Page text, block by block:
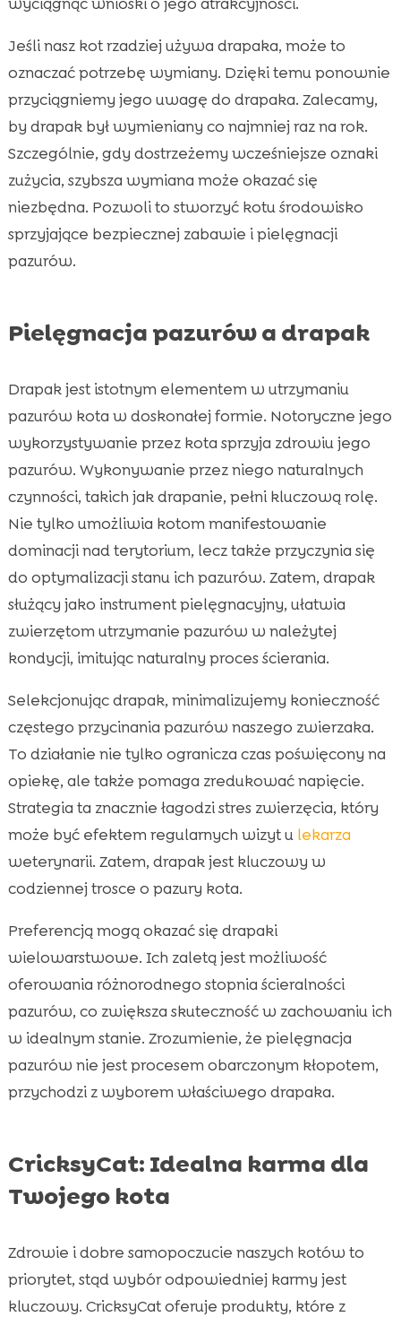
Jeśli nasz kot rzadziej używa drapaka, może to
oznaczać potrzebę wymiany. Dzięki temu ponownie
przyciągniemy jego uwagę do drapaka. Zalecamy,
by drapak był wymieniany co najmniej raz na rok.
Szczególnie, gdy dostrzeżemy wcześniejsze oznaki
zużycia, szybsza wymiana może okazać się
niezbędna. Pozwoli to stworzyć kotu środowisko
sprzyjające bezpiecznej zabawie i pielęgnacji
pazurów.
Pielęgnacja pazurów a drapak
Drapak jest istotnym elementem w utrzymaniu
pazurów kota w doskonałej formie. Notoryczne jego
wykorzystywanie przez kota sprzyja zdrowiu jego
pazurów. Wykonywanie przez niego naturalnych
czynności, takich jak drapanie, pełni kluczową rolę.
Nie tylko umożliwia kotom manifestowanie
dominacji nad terytorium, lecz także przyczynia się
do optymalizacji stanu ich pazurów. Zatem, drapak
służący jako instrument pielęgnacyjny, ułatwia
zwierzętom utrzymanie pazurów w należytej
kondycji, imitując naturalny proces ścierania.
Selekcjonując drapak, minimalizujemy konieczność
częstego przycinania pazurów naszego zwierzaka.
To działanie nie tylko ogranicza czas poświęcony na
opiekę, ale także pomaga zredukować napięcie.
Strategia ta znacznie łagodzi stres zwierzęcia, który
może być efektem regularnych wizyt u lekarza
weterynarii. Zatem, drapak jest kluczowy w
codziennej trosce o pazury kota.
Preferencją mogą okazać się drapaki
wielowarstwowe. Ich zaletą jest możliwość
oferowania różnorodnego stopnia ścieralności
pazurów, co zwiększa skuteczność w zachowaniu ich
w idealnym stanie. Zrozumienie, że pielęgnacja
pazurów nie jest procesem obarczonym kłopotem,
przychodzi z wyborem właściwego drapaka.
CricksyCat: Idealna karma dla
Twojego kota
Zdrowie i dobre samopoczucie naszych kotów to
priorytet, stąd wybór odpowiedniej karmy jest
kluczowy. CricksyCat oferuje produkty, które z